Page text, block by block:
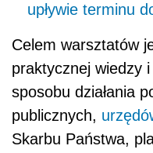
upływie terminu
Celem warsztatów
praktycznej wiedzy
sposobu działania
publicznych,
Skarbu Państwa,